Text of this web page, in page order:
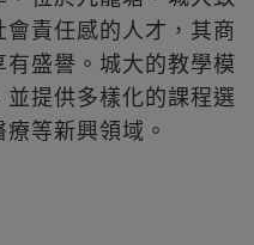
責任感的人才，其商
盛譽。城大的教學模
提供多樣化的課程選
等新興領域。